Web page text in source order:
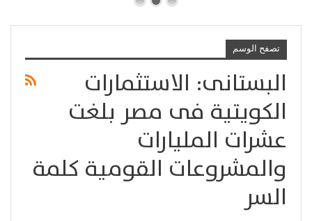
تصفح الوسم
البستانى: الاستثمارات
الكويتية فى مصر بلغت
عشرات المليارات
والمشروعات القومية كلمة
السر